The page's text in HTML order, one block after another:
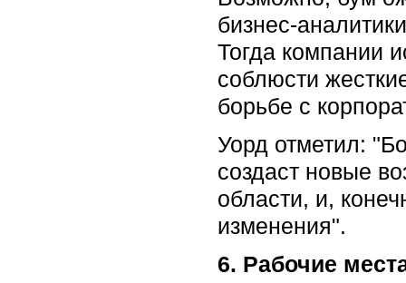
бизнес-
Тогда компании
соблюсти
борьбе с
Уорд отметил:
создаст новые
области, и,
изменения".
6. Рабочие